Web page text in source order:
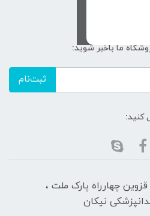
ما باخبر شوید:
ثبت‌نام
کنید:
چهارراه پارک ملت ،
نیکان